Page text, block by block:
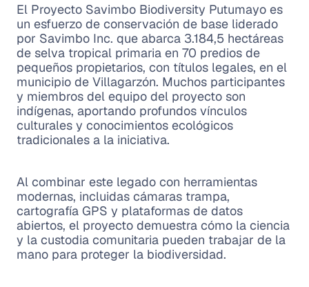
El Proyecto Savimbo Biodiversity Putumayo es
un esfuerzo de conservación de base liderado
por Savimbo Inc. que abarca 3.184,5 hectáreas
de selva tropical primaria en 70 predios de
pequeños propietarios, con títulos legales, en el
municipio de Villagarzón. Muchos participantes
y miembros del equipo del proyecto son
indígenas, aportando profundos vínculos
culturales y conocimientos ecológicos
tradicionales a la iniciativa.
Al combinar este legado con herramientas
modernas, incluidas cámaras trampa,
cartografía GPS y plataformas de datos
abiertos, el proyecto demuestra cómo la ciencia
y la custodia comunitaria pueden trabajar de la
mano para proteger la biodiversidad.